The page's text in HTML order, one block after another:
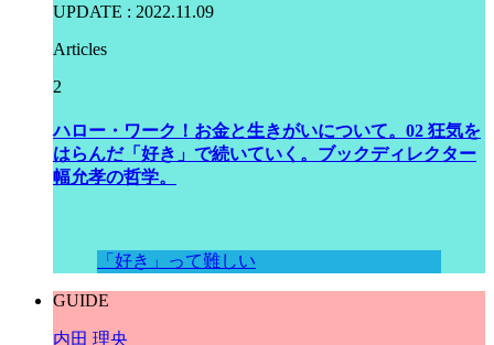
UPDATE : 2022.11.09
Articles
2
ハロー・ワーク！お金と生きがいについて。02 狂気を
はらんだ「好き」で続いていく。ブックディレクター
幅允孝の哲学。
「好き」って難しい
GUIDE
内田 理央